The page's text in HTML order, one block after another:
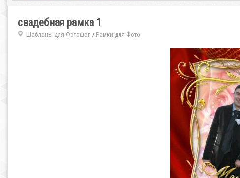
свадебная рамка 1
Шаблоны для Фотошоп / Рамки для Фото